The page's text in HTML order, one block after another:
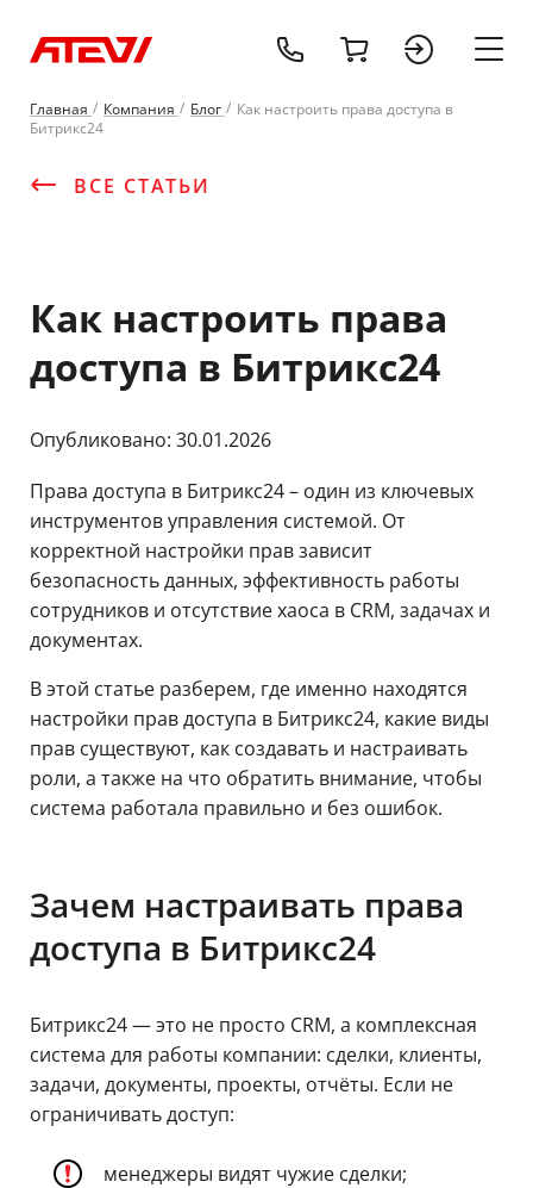
cart sign
Главная Компания Блог
Как настроить права доступа в
Битрикс24
ВСЕ СТАТЬИ
Как настроить права
доступа в Битрикс24
Опубликовано: 30.01.2026
Права доступа в Битрикс24 – один из ключевых
инструментов управления системой. От
корректной настройки прав зависит
безопасность данных, эффективность работы
сотрудников и отсутствие хаоса в CRM, задачах и
документах.
В этой статье разберем, где именно находятся
настройки прав доступа в Битрикс24, какие виды
прав существуют, как создавать и настраивать
роли, а также на что обратить внимание, чтобы
система работала правильно и без ошибок.
Зачем настраивать права
доступа в Битрикс24
Битрикс24 — это не просто CRM, а комплексная
система для работы компании: сделки, клиенты,
задачи, документы, проекты, отчёты. Если не
ограничивать доступ:
менеджеры видят чужие сделки;